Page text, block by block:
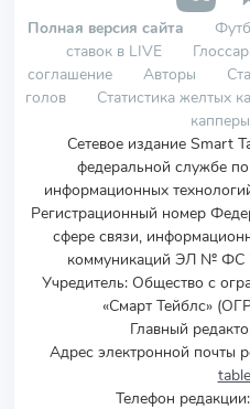
Полная версия сайта
ставок в LIVE
соглашение
Авторы
голов
Статистика желтых
Сетевое издание Smart
федеральной службе
информационных
Регистрационный номер
сфере связи,
коммуникаций ЭЛ № ФС
Учредитель: Общество с
«Смарт Тейблс»
Главный
Адрес электронной почты
Телефон редакции: